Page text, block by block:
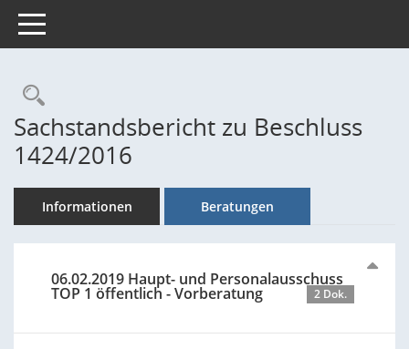
Toggle navigation
Rechercheauswahl
Sachstandsbericht zu Beschluss
1424/2016
Informationen Beratungen
06.02.2019 Haupt- und Personalausschuss
TOP 1 öffentlich - Vorberatung 2 Dok.